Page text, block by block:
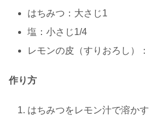
はちみつ：大さじ1
塩：小さじ1/4
レモンの皮（すりおろし）
作り方
はちみつをレモン汁で溶かす